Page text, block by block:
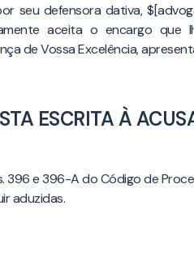
seu defensora dativa,
aceita o encargo que
de Vossa Excelência,
ESCRITA À
e 396-A do Código de
aduzidas.